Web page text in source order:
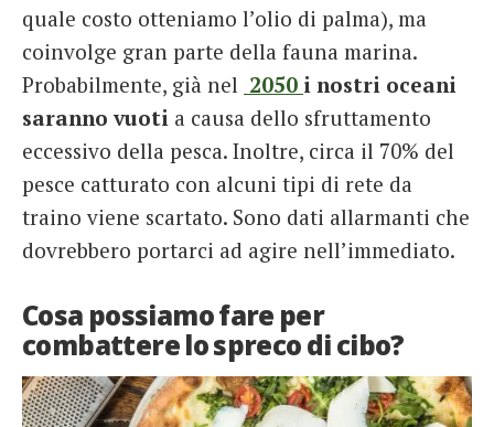
quale costo otteniamo l’olio di palma), ma
coinvolge gran parte della fauna marina.
Probabilmente, già nel 2050 i nostri oceani
saranno vuoti a causa dello sfruttamento
eccessivo della pesca. Inoltre, circa il 70% del
pesce catturato con alcuni tipi di rete da
traino viene scartato. Sono dati allarmanti che
dovrebbero portarci ad agire nell’immediato.
Cosa possiamo fare per
combattere lo spreco di cibo?